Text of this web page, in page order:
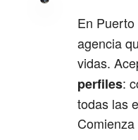
En Puerto
agencia
vidas.
perfiles:
todas las